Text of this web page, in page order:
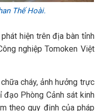
Thế Hoài.
hiện trên địa bàn tỉnh
nghiệp Tomoken Việt
cháy, ảnh hưởng trực
đạo Phòng Cảnh sát kinh
theo quy định của pháp